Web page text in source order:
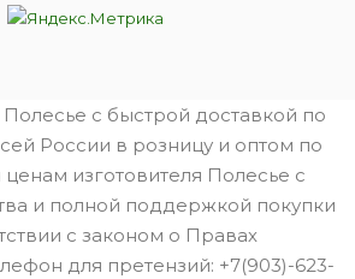
с быстрой доставкой по
России в розницу и оптом по
изготовителя Полесье с
и полной поддержкой покупки
с законом о Правах
для претензий: +7(903)-623-